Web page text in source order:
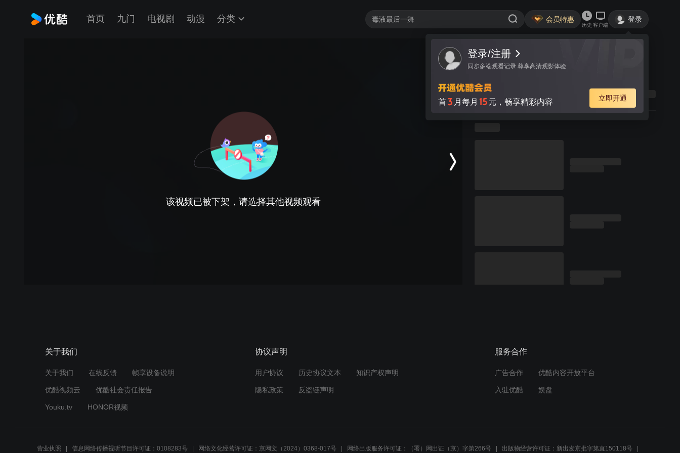
首页 九门 电视剧 动漫 分类 会员特惠
历史 客户端
登录
登录/注册
同步多端观看记录 尊享高清观影体验
首3 月每月 15元，畅享精彩内容 立即开通
该视频已被下架，请选择其他视频观看
关于我们
关于我们 在线反馈 帧享设备说明
优酷视频云 优酷社会责任报告
Youku.tv HONOR视频
协议声明
用户协议 历史协议文本 知识产权声明
隐私政策 反盗链声明
服务合作
广告合作 优酷内容开放平台
入驻优酷 娱盘
营业执照 信息网络传播视听节目许可证：0108283号 网络文化经营许可证：京网文（2024）0368-017号 网络出版服务许可证：（署）网出证（京）字第266号 出版物经营许可证：新出发京批字第直150118号